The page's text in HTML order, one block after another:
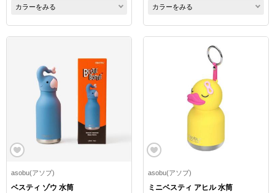
カラーをみる カラーをみる
asobu(アソブ)
ベスティ ゾウ 水筒
asobu(アソブ)
ミニベスティ アヒル 水筒